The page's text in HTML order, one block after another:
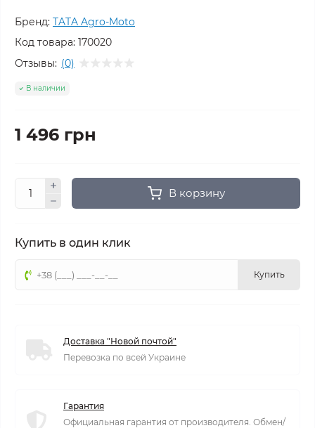
Бренд: TATA Agro-Moto
Код товара: 170020
Отзывы: (0)
В наличии
1 496 грн
В корзину
Купить в один клик
Купить
Доставка "Новой почтой"
Перевозка по всей Украине
Гарантия
Официальная гарантия от производителя. Обмен/